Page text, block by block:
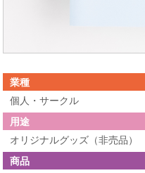
業種
個人・サークル
用途
オリジナルグッズ（非売品）
商品